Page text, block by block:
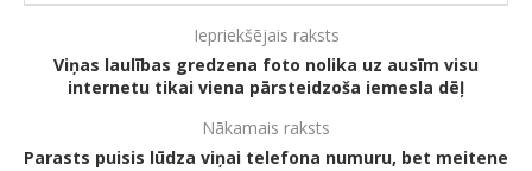
Iepriekšējais raksts
Viņas laulības gredzena foto nolika uz ausīm visu
internetu tikai viena pārsteidzoša iemesla dēļ
Nākamais raksts
Parasts puisis lūdza viņai telefona numuru, bet meitene